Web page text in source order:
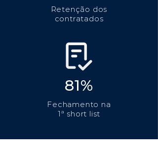
Retenção dos
contratados
81%
Fechamento na
1ª short list